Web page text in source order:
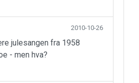
2010-10-26
julesangen fra 1958
- men hva?